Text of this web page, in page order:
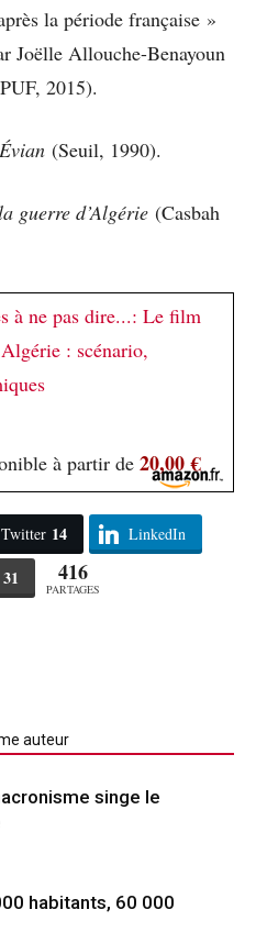
la période française »
Joëlle Allouche-Benayoun
2015).
(Seuil, 1990).
guerre d’Algérie (Casbah
à ne pas dire...: Le film
: scénario,
à partir de 20,00 €
Twitter 14 LinkedIn
31 416
PARTAGES
auteur
singe le
habitants, 60 000